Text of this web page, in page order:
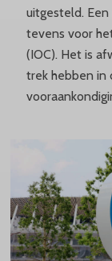
uitgesteld. Een
tevens voor
(IOC). Het is
trek hebben in